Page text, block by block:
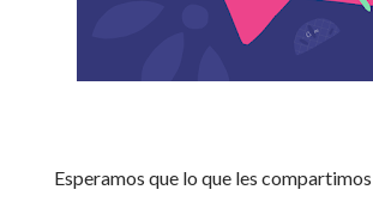
Esperamos que lo que les compartimos sea de mucha